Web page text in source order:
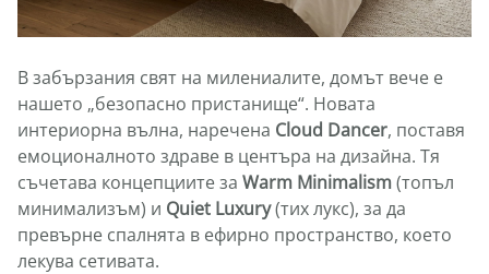
В забързания свят на милениалите, домът вече е
нашето „безопасно пристанище“. Новата
интериорна вълна, наречена Cloud Dancer, поставя
емоционалното здраве в центъра на дизайна. Тя
съчетава концепциите за Warm Minimalism(топъл
минимализъм) и Quiet Luxury(тих лукс), за да
превърне спалнята в ефирно пространство, което
лекува сетивата.